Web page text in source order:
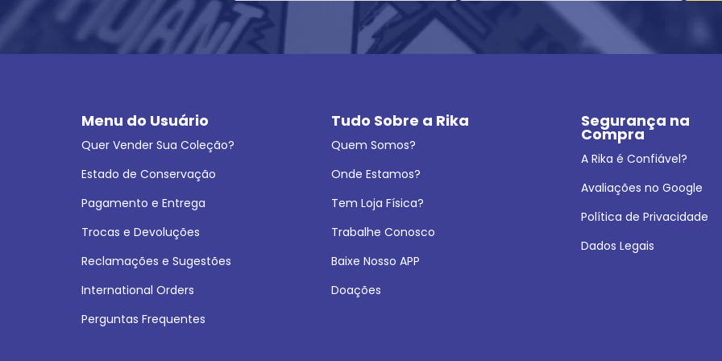
Menu do Usuário
Quer Vender Sua Coleção?
Estado de Conservação
Pagamento e Entrega
Trocas e Devoluções
Reclamações e Sugestões
International Orders
Perguntas Frequentes
Tudo Sobre a Rika
Quem Somos?
Onde Estamos?
Tem Loja Física?
Trabalhe Conosco
Baixe Nosso APP
Doações
Segurança na
Compra
A Rika é Confiável?
Avaliações no Google
Política de Privacidade
Dados Legais